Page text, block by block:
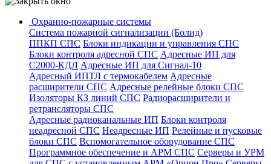
Охранно-пожарные системы
Система пожарной сигнализации (Болид)
ППКП СПС Блоки индикации и управления СПС
Блоки контроля адресной СПС Адресные ИП для
С2000-КДЛ Адресные ИП для Сигнал-10
Адресный ИПТЛ с термокабелем Адресные
расширители СПС Адресные релейные блоки СПС
Изоляторы КЗ линий СПС Радиорасширители и
ретрансляторы СПС
Адресные радиоканальные ИП Блоки контроля
неадресной СПС Неадресные ИП Релейные и пусковые
блоки СПС Вспомогательное оборудование СПС
Программное обеспечение и АРМ СПС Серверы и УРМ